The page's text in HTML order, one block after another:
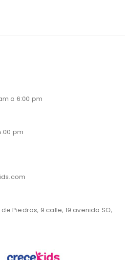
a 6:00 pm
pm
Piedras, 9 calle, 19 avenida SO,